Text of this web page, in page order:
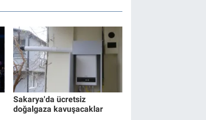
Sakarya'da ücretsiz
doğalgaza kavuşacaklar